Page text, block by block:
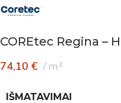
COREtec Regina –
74,10 € m²
IŠMATAVIMAI